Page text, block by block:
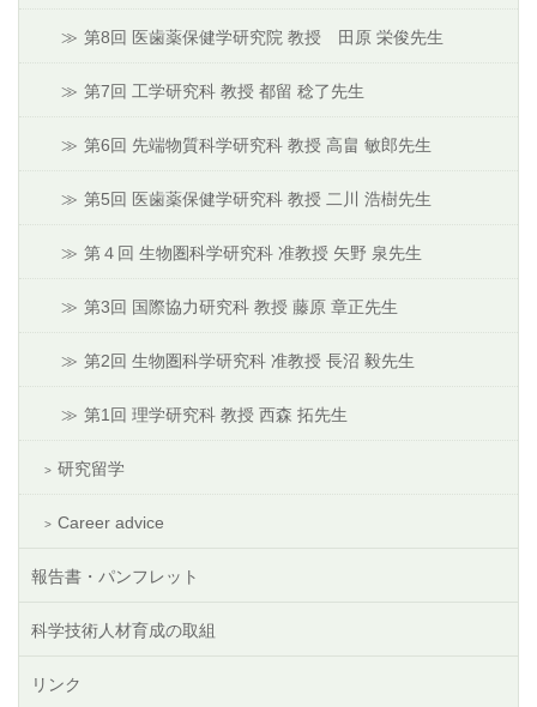
第8回 医歯薬保健学研究院 教授 田原 栄俊先生
第7回 工学研究科 教授 都留 稔了先生
第6回 先端物質科学研究科 教授 高畠 敏郎先生
第5回 医歯薬保健学研究科 教授 二川 浩樹先生
第４回 生物圏科学研究科 准教授 矢野 泉先生
第3回 国際協力研究科 教授 藤原 章正先生
第2回 生物圏科学研究科 准教授 長沼 毅先生
第1回 理学研究科 教授 西森 拓先生
研究留学
Career advice
報告書・パンフレット
科学技術人材育成の取組
リンク